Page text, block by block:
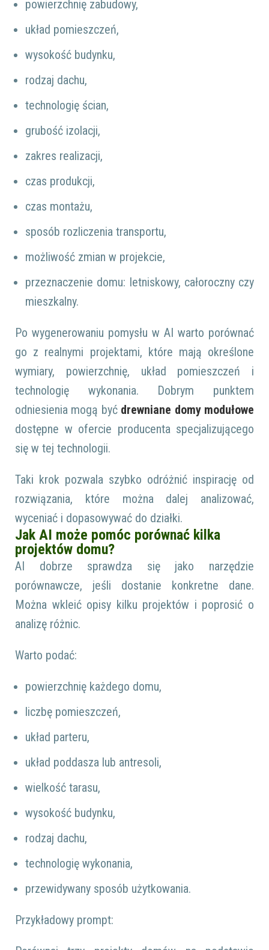
powierzchnię zabudowy,
układ pomieszczeń,
wysokość budynku,
rodzaj dachu,
technologię ścian,
grubość izolacji,
zakres realizacji,
czas produkcji,
czas montażu,
sposób rozliczenia transportu,
możliwość zmian w projekcie,
przeznaczenie domu: letniskowy, całoroczny czy
mieszkalny.
Po wygenerowaniu pomysłu w AI warto porównać
go z realnymi projektami, które mają określone
wymiary, powierzchnię, układ pomieszczeń i
technologię wykonania. Dobrym punktem
odniesienia mogą być drewniane domy modułowe
dostępne w ofercie producenta specjalizującego
się w tej technologii.
Taki krok pozwala szybko odróżnić inspirację od
rozwiązania, które można dalej analizować,
wyceniać i dopasowywać do działki.
Jak AI może pomóc porównać kilka
projektów domu?
AI dobrze sprawdza się jako narzędzie
porównawcze, jeśli dostanie konkretne dane.
Można wkleić opisy kilku projektów i poprosić o
analizę różnic.
Warto podać:
powierzchnię każdego domu,
liczbę pomieszczeń,
układ parteru,
układ poddasza lub antresoli,
wielkość tarasu,
wysokość budynku,
rodzaj dachu,
technologię wykonania,
przewidywany sposób użytkowania.
Przykładowy prompt: